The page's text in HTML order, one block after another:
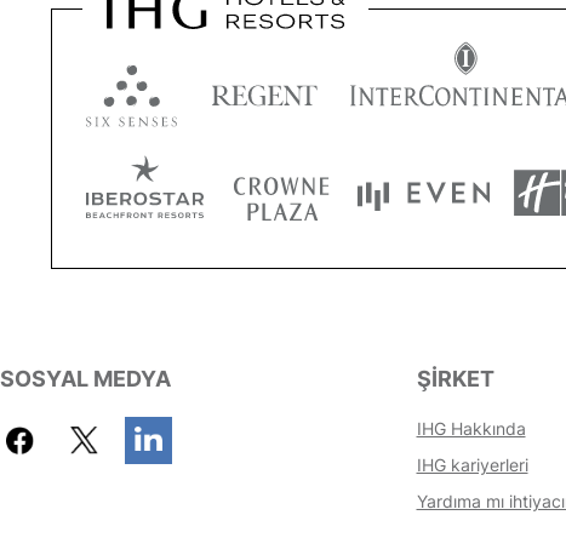
SOSYAL MEDYA ŞIRKET
IHG Hakkında
IHG kariyerleri
Yardıma mı